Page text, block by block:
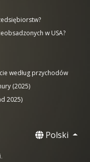
w USA?
według przychodów
(2025)
2025)
Polski